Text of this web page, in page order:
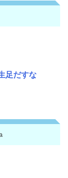
足だすな